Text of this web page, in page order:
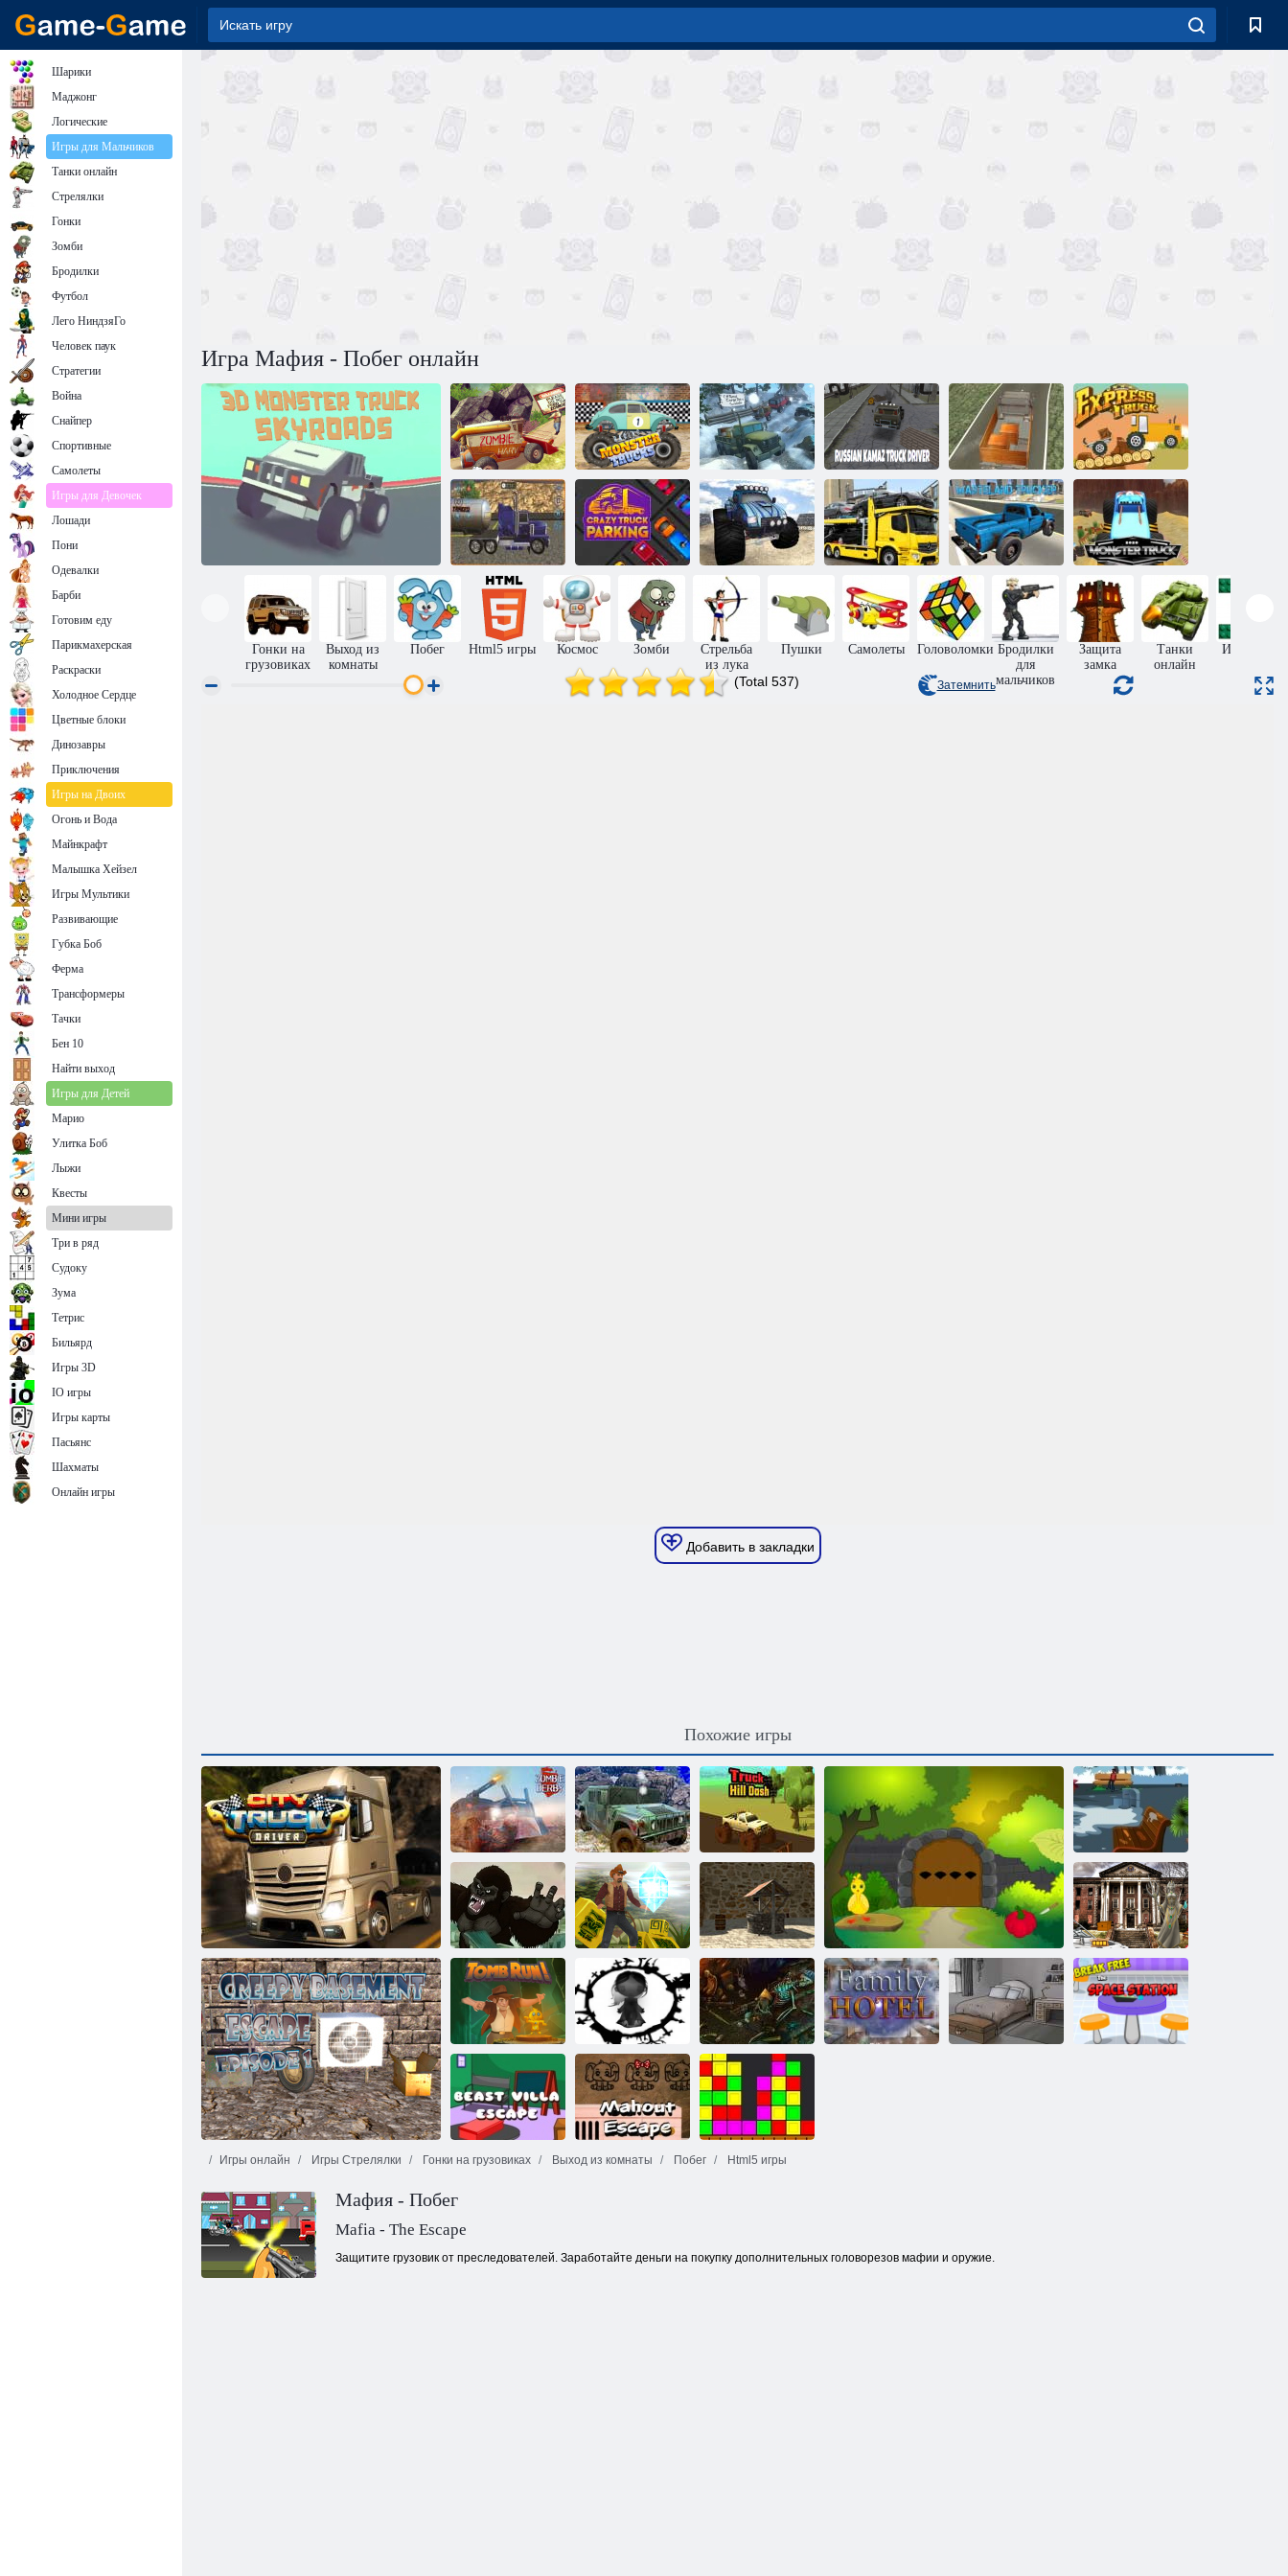
Игра Мафия - Побег онлайн
Зомби дерби 2
Гонки
монстраков
Симулятор
вождения
грузовика по
бездорожью
Водитель
Российского
КАМАЗа
Симулятор
грузовика
Грузовик
экспресс
Транспортировка
нефтяного
танкера
Сумасшедшая
стоянка для
грузовиков
Монстры
Автовоз
Дальнобойщик
на пустоши
2020 Грузовик
монстр
Гонки на
грузовиках
Выход из
комнаты
Побег Html5 игры Космос Зомби
Стрельба
из лука
Пушки Самолеты Головоломки Бродилки
для
мальчиков
Защита
замка
Танки
онлайн
Игры про
(Total 537) Затемнить
Добавить в закладки
Похожие игры
Городской водитель грузовика
Зомби дерби
2022
Грузовая
машина
Внедорожник
4x4 Тяжелый
драйв
Прорыв
грузовика по
холмам
Зеленый парк:
побег
Большая
плохая
обезьяна
Бег от
гробницы
Старинная
деревня 2:
побег
Побег из
заброшенного
университета
Побег из
гробницы
Похищенный
призраками
Охота на
скрытые
объекты: Часть
Игры онлайн Игры Стрелялки Гонки на грузовиках Выход из комнаты Побег Html5 игры
Мафия - Побег
Mafia - The Escape
Защитите грузовик от преследователей. Заработайте деньги на покупку дополнительных головорезов мафии и оружие.
Шарики
Маджонг
Логические
Игры для Мальчиков
Танки онлайн
Стрелялки
Гонки
Зомби
Бродилки
Футбол
Лего НиндзяГо
Человек паук
Стратегии
Война
Снайпер
Спортивные
Самолеты
Игры для Девочек
Лошади
Пони
Одевалки
Барби
Готовим еду
Парикмахерская
Раскраски
Холодное Сердце
Цветные блоки
Динозавры
Приключения
Игры на Двоих
Огонь и Вода
Майнкрафт
Малышка Хейзел
Игры Мультики
Развивающие
Губка Боб
Ферма
Трансформеры
Тачки
Бен 10
Найти выход
Игры для Детей
Марио
Улитка Боб
Лыжи
Квесты
Мини игры
Три в ряд
Судоку
Зума
Тетрис
Бильярд
Игры 3D
IO игры
Игры карты
Пасьянс
Шахматы
Онлайн игры